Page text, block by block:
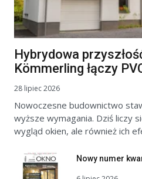
Hybrydowa
Kömmerling łączy
28 lipiec 2026
Nowoczesne budownictwo
wyższe wymagania. Dziś liczy
wygląd okien, ale również ich
Nowy numer